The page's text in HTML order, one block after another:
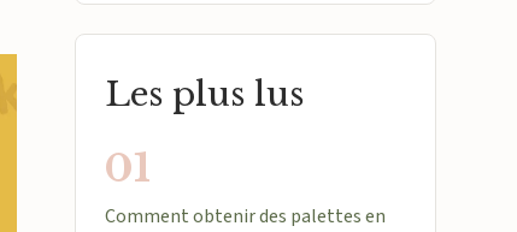
Les plus lus
01
Comment obtenir des palettes en